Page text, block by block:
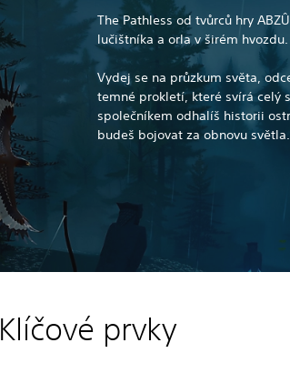
The Pathless od tvůrců hry
lučištníka a orla v širém hvozdu.
Vydej se na průzkum světa,
temné prokletí, které svírá celý
společníkem odhalíš historii
budeš bojovat za obnovu světla.
Klíčové prvky